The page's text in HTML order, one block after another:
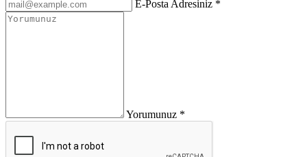
E-Posta Adresiniz *
Yorumunuz *